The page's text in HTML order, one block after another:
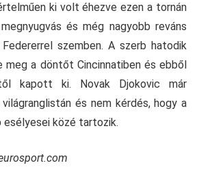
ki volt éhezve ezen a tornán
és még nagyobb reváns
szemben. A szerb hatodik
meg a döntőt Cincinnatiben és ebből
kapott ki. Novak Djokovic már
és nem kérdés, hogy a
esélyesei közé tartozik.